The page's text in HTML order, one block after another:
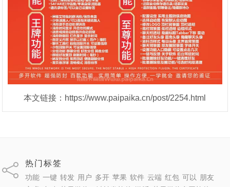
本文链接：https://www.paipaika.cn/post/2254.html
热门标签
功能 一键 转发 用户 多开 苹果 软件 云端 红包 可以 朋友